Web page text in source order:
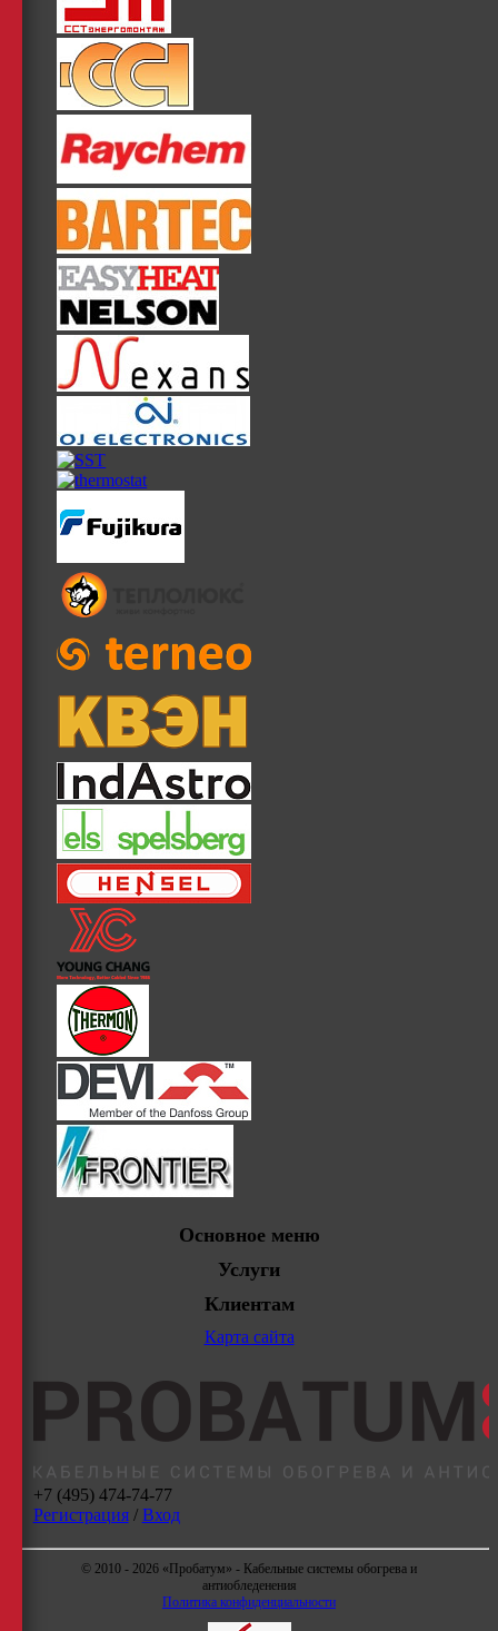
Основное меню
Услуги
Клиентам
Карта сайта
+7 (495) 474-74-77
Регистрация/ Вход
© 2010 - 2026 «Пробатум» - Кабельные системы обогрева и
антиобледенения
Политика конфиденциальности